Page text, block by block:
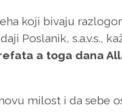
koji bivaju
Poslanik, s.a.v.s.,
a toga dana
milost i da sebe